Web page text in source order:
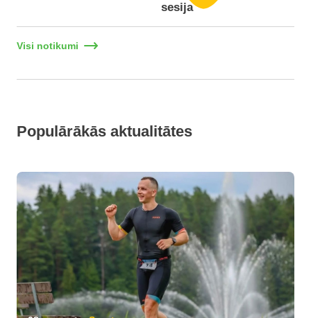
sesija
Visi notikumi
Populārākās aktualitātes